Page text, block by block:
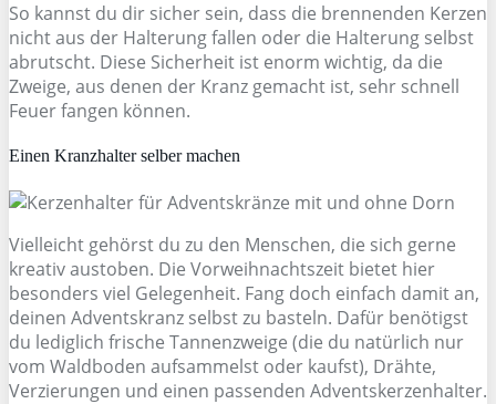
So kannst du dir sicher sein, dass die brennenden Kerzen
nicht aus der Halterung fallen oder die Halterung selbst
abrutscht. Diese Sicherheit ist enorm wichtig, da die
Zweige, aus denen der Kranz gemacht ist, sehr schnell
Feuer fangen können.
Einen Kranzhalter selber machen
Vielleicht gehörst du zu den Menschen, die sich gerne
kreativ austoben. Die Vorweihnachtszeit bietet hier
besonders viel Gelegenheit. Fang doch einfach damit an,
deinen Adventskranz selbst zu basteln. Dafür benötigst
du lediglich frische Tannenzweige (die du natürlich nur
vom Waldboden aufsammelst oder kaufst), Drähte,
Verzierungen und einen passenden Adventskerzenhalter.